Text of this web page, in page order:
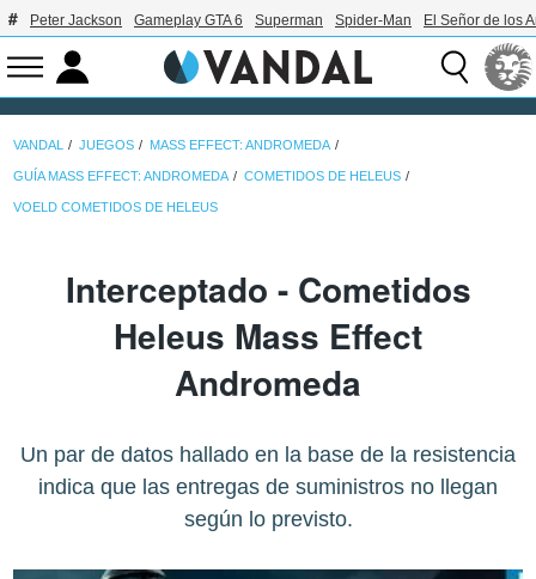
Peter Jackson Gameplay GTA 6 Superman Spider-Man El Señor de los
VANDAL JUEGOS MASS EFFECT: ANDROMEDA
GUÍA MASS EFFECT: ANDROMEDA COMETIDOS DE HELEUS
VOELD COMETIDOS DE HELEUS
Interceptado - Cometidos
Heleus Mass Effect
Andromeda
Un par de datos hallado en la base de la resistencia
indica que las entregas de suministros no llegan
según lo previsto.